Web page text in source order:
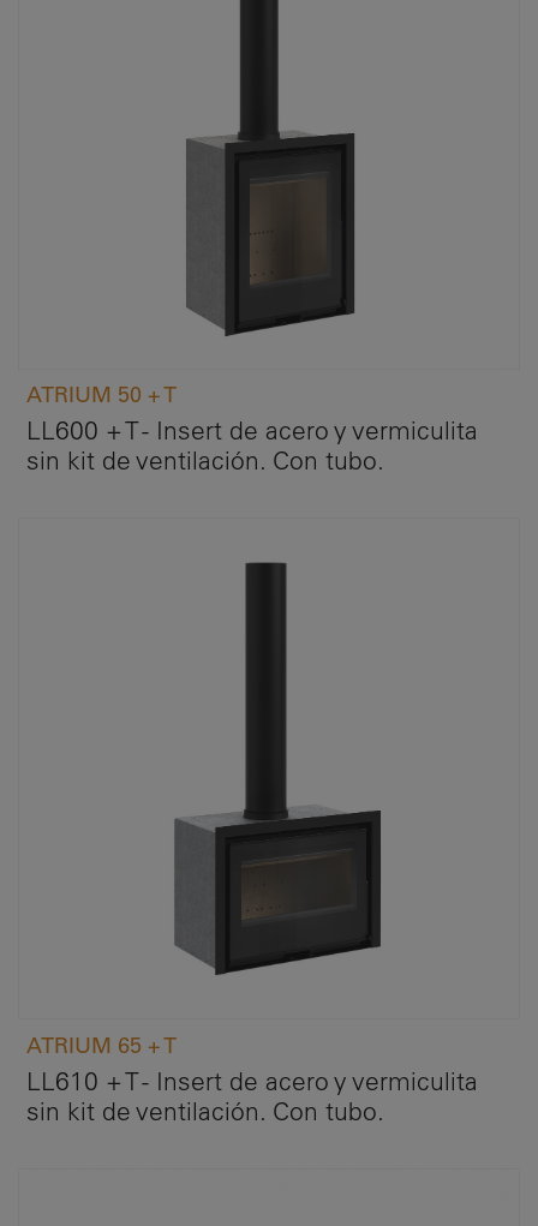
ATRIUM 50 + T
LL600 + T - Insert de acero y vermiculita
sin kit de ventilación. Con tubo.
ATRIUM 65 + T
LL610 + T - Insert de acero y vermiculita
sin kit de ventilación. Con tubo.